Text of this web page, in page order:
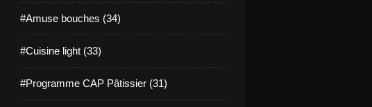
#Amuse bouches (34)
#Cuisine light (33)
#Programme CAP Pâtissier (31)